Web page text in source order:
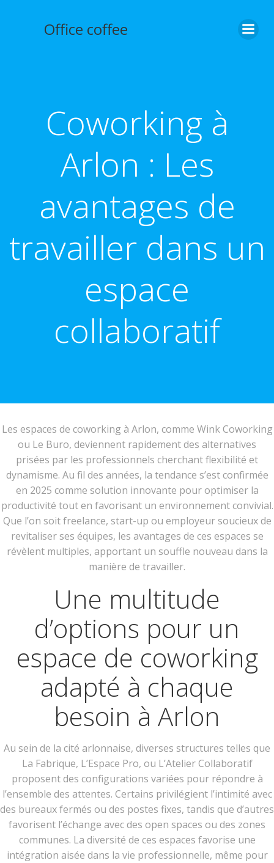
Office coffee
Coworking à
Arlon : Les
avantages de
travailler dans un
espace
collaboratif
Les espaces de coworking à Arlon, comme Wink Coworking
ou Le Buro, deviennent rapidement des alternatives
prisées par les professionnels cherchant flexibilité et
dynamisme. Au fil des années, la tendance s’est confirmée
en 2025 comme solution innovante pour optimiser la
productivité tout en favorisant un environnement convivial.
Que l’on soit freelance, start-up ou employeur soucieux de
revitaliser ses équipes, les avantages de ces espaces se
révèlent multiples, apportant un souffle nouveau dans la
manière de travailler.
Une multitude
d’options pour un
espace de coworking
adapté à chaque
besoin à Arlon
Au sein de la cité arlonnaise, diverses structures telles que
La Fabrique, L’Espace Pro, ou L’Atelier Collaboratif
proposent des configurations variées pour répondre à
l’ensemble des attentes. Certains privilégient l’intimité avec
des bureaux fermés ou des postes fixes, tandis que d’autres
favorisent l’échange avec des open spaces ou des zones
communes. La diversité de ces espaces favorise une
intégration aisée dans la vie professionnelle, même pour